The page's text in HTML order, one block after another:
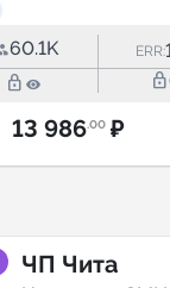
60.1K ERR:
lock_outline lock_outline
13 986.00 ₽
ЧП Чита